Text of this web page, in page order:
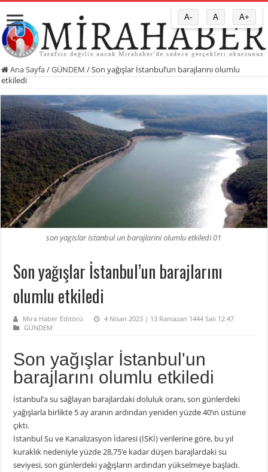
Ana Sayfa/GÜNDEM /Son yağışlar İstanbul’un barajlarını olumlu
etkiledi
son yagislar istanbul un barajlarini olumlu etkiledi 01
Son yağışlar İstanbul’un barajlarını
olumlu etkiledi
Mira Haber Editörü
4 Nisan 2023 | 13 Ramazan 1444 Salı 12:47
GÜNDEM
Son yağışlar İstanbul'un
barajlarını olumlu etkiledi
İstanbul’a su sağlayan barajlardaki doluluk oranı, son günlerdeki
yağışlarla birlikte 5 ay aranın ardından yeniden yüzde 40’ın üstüne
çıktı.
İstanbul Su ve Kanalizasyon İdaresi (İSKİ) verilerine göre, bu yıl
kuraklık nedeniyle yüzde 28,75’e kadar düşen barajlardaki su
seviyesi, son günlerdeki yağışların ardından yükselmeye başladı.
A- A A+